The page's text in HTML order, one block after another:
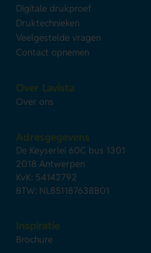
Digitale drukproef
Druktechnieken
Veelgestelde vragen
Contact opnemen
Over Lavista
Over ons
Adresgegevens
De Keyserlei 60C bus 1301
2018 Antwerpen
KvK: 54142792
BTW: NL851187638B01
Inspiratie
Brochure